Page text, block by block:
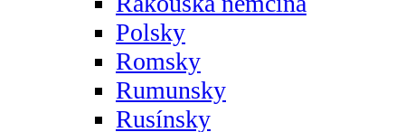
Polsky
Romsky
Rumunsky
Rusínsky